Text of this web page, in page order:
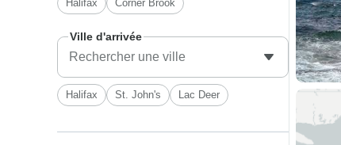
Halifax Corner Brook
Ville d'arrivée
Halifax St. John's Lac Deer